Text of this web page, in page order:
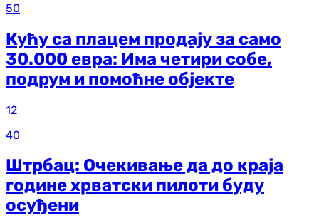
50
Кућу са плацем продају за само
30.000 евра: Има четири собе,
подрум и помоћне објекте
12
40
Штрбац: Очекивање да до краја
године хрватски пилоти буду
осуђени